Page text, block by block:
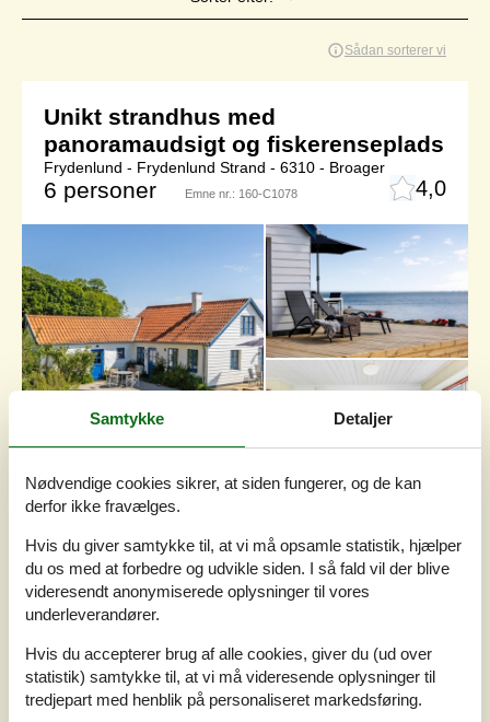
Sådan sorterer vi
Unikt strandhus med
panoramaudsigt og fiskerenseplads
Frydenlund - Frydenlund Strand - 6310 - Broager
6 personer Emne nr.: 160-C1078 4,0
DKK 14.174,-
Inkl. rengøring
Husdyr
Afstand vand
10 m
Boligareal
120 m²
Grundareal
1.500 m²
Samtykke Detaljer
Nødvendige cookies sikrer, at siden fungerer, og de kan
derfor ikke fravælges.
Hvis du giver samtykke til, at vi må opsamle statistik, hjælper
du os med at forbedre og udvikle siden. I så fald vil der blive
videresendt anonymiserede oplysninger til vores
underleverandører.
Hvis du accepterer brug af alle cookies, giver du (ud over
statistik) samtykke til, at vi må videresende oplysninger til
tredjepart med henblik på personaliseret markedsføring.